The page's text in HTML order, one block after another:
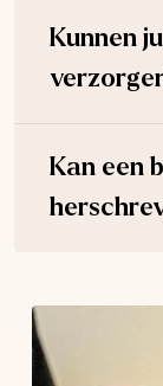
Kunnen
Kan een